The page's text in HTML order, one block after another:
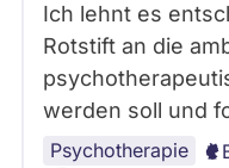
Ich lehnt es
Rotstift an die
werden soll und
Psychotherapie